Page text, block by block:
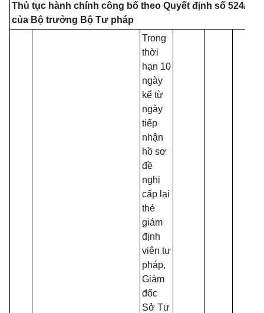
Thủ tục hành chính công bố theo Quyết định số 524/
của Bộ trưởng Bộ Tư pháp
Trong
thời
hạn 10
ngày
kể từ
ngày
tiếp
nhận
hồ sơ
đề
nghị
cấp lại
thẻ
giám
định
viên tư
pháp,
Giám
đốc
Sở Tư